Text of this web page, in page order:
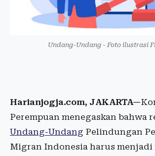
Undang-Undang - Foto ilustrasi
Harianjogja.com, JAKARTA—
Perempuan menegaskan bahwa
Undang-Undang Pelindungan
Migran Indonesia harus menjadi